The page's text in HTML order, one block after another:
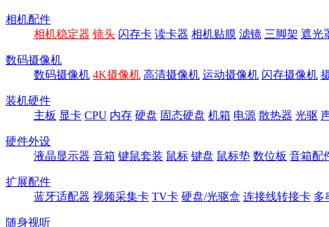
相机配件
相机稳定器 镜头 闪存卡 读卡器 相机贴膜 滤镜 三脚架 遮光
数码摄像机
数码摄像机 4K摄像机 高清摄像机 运动摄像机 闪存摄像机
装机硬件
主板 显卡 CPU 内存 硬盘 固态硬盘 机箱 电源 散热器 光驱
硬件外设
液晶显示器 音箱 键鼠套装 鼠标 键盘 鼠标垫 数位板 音箱配
扩展配件
蓝牙适配器 视频采集卡 TV卡 硬盘/光驱盒 连接线转接卡 多
随身视听